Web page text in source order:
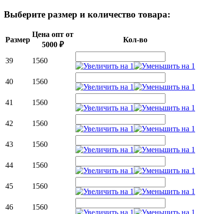
Выберите размер и количество товара:
Размер
Цена опт от
5000 ₽
Кол-во
39 1560
40 1560
41 1560
42 1560
43 1560
44 1560
45 1560
46
1560